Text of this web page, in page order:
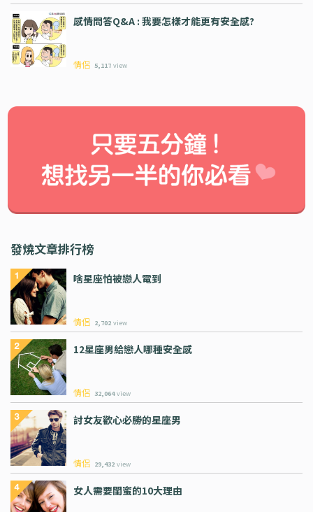
感情問答Q&A : 我要怎樣才能更有安全感?
情侶 5,117 view
發燒文章排行榜
啥星座怕被戀人電到
情侶 2,702 view
12星座男給戀人哪種安全感
情侶 32,064 view
討女友歡心必勝的星座男
情侶 29,432 view
女人需要閨蜜的10大理由